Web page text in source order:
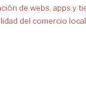
de webs, apps y
del comercio